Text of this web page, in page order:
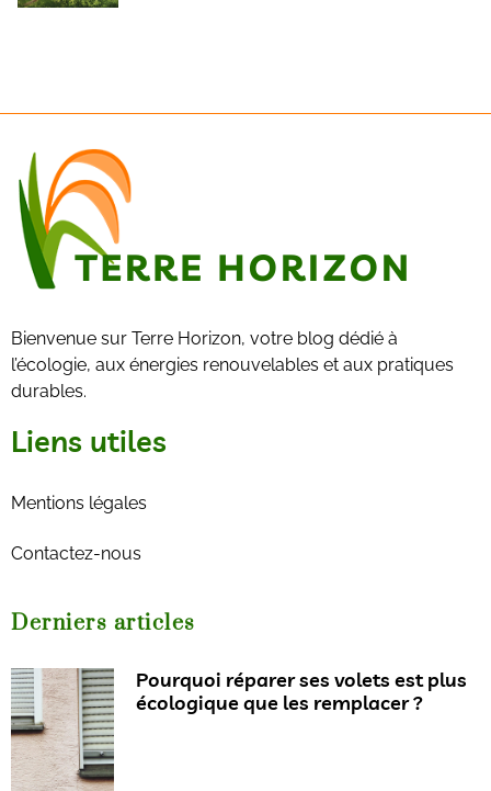
Bienvenue sur Terre Horizon, votre blog dédié à
l’écologie, aux énergies renouvelables et aux pratiques
durables.
Liens utiles
Mentions légales
Contactez-nous
Derniers articles
Pourquoi réparer ses volets est plus
écologique que les remplacer ?